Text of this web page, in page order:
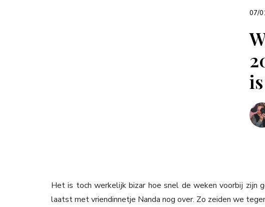
07/
Het is toch werkelijk bizar hoe snel de weken voorbij zijn
laatst met vriendinnetje Nanda nog over. Zo zeiden we